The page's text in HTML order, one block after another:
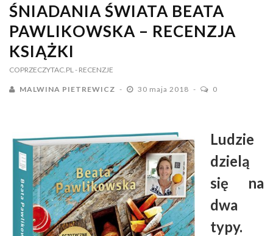
ŚNIADANIA ŚWIATA BEATA
PAWLIKOWSKA – RECENZJA
KSIĄŻKI
COPRZECZYTAC.PL - RECENZJE
MALWINA PIETREWICZ 30 maja 2018 0
Ludzie
dzielą
się na
dwa
typy.